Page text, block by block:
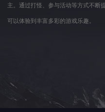
主。通过打怪、参与活动等方式不断
可以体验到丰富多彩的游戏乐趣。